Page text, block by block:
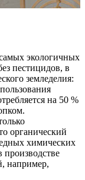
экологичных
пестицидов, в
земледелия:
на 50 %
органический
химических
например,